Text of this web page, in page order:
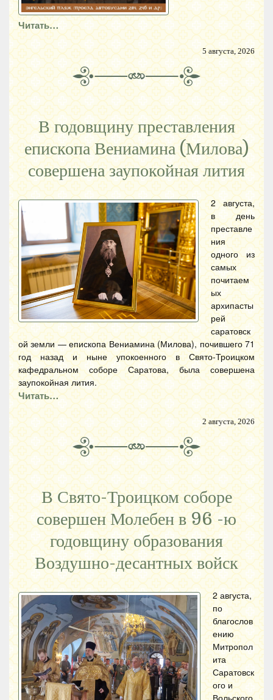
Читать…
5 августа, 2026
В годовщину преставления
епископа Вениамина (Милова)
совершена заупокойная лития
2 августа,
в день
преставле
ния
одного из
самых
почитаем
ых
архипасты
рей
саратовск
ой земли — епископа Вениамина (Милова), почившего 71
год назад и ныне упокоенного в Свято-Троицком
кафедральном соборе Саратова, была совершена
заупокойная лития.
Читать…
2 августа, 2026
В Свято-Троицком соборе
совершен Молебен в 96 -ю
годовщину образования
Воздушно-десантных войск
2 августа,
по
благослов
ению
Митропол
ита
Саратовск
ого и
Вольского